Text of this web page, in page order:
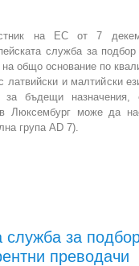
на ЕС от 7
служба за
на общо основание по
латвийски и малтийски
за бъдещи
Люксембург може да
група AD 7).
служба за
преводачи